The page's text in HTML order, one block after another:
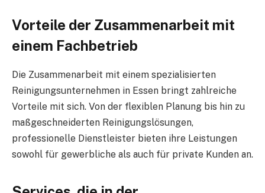
Vorteile der Zusammenarbeit mit
einem Fachbetrieb
Die Zusammenarbeit mit einem spezialisierten
Reinigungsunternehmen in Essen bringt zahlreiche
Vorteile mit sich. Von der flexiblen Planung bis hin zu
maßgeschneiderten Reinigungslösungen,
professionelle Dienstleister bieten ihre Leistungen
sowohl für gewerbliche als auch für private Kunden an.